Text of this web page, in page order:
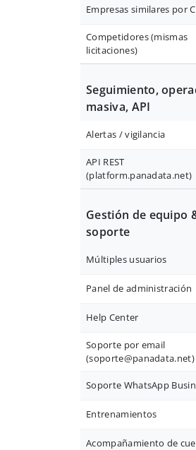
Empresas similares por
Competidores (mismas
licitaciones)
Seguimiento,
masiva, API
Alertas / vigilancia
API REST
(platform.panadata.net)
Gestión de equipo
soporte
Múltiples usuarios
Panel de administración
Help Center
Soporte por email
(soporte@panadata.net)
Soporte WhatsApp
Entrenamientos
Acompañamiento de